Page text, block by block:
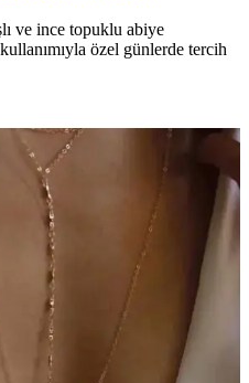
ve ince topuklu abiye
özel günlerde tercih